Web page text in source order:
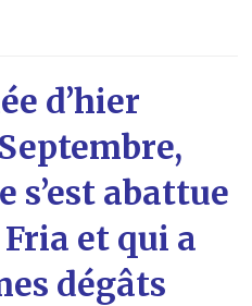
d’hier
s’est abattue
et qui a
dégâts